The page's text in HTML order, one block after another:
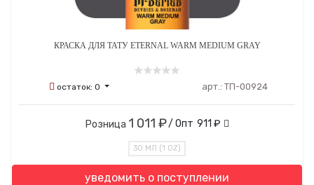
КРАСКА ДЛЯ ТАТУ ETERNAL WARM MEDIUM GRAY
остаток: 0 арт.: ТП-00924
Розница 1 011 ₽/ Опт 911 ₽
30 МЛ (1 OZ)
уведомить о поступлении